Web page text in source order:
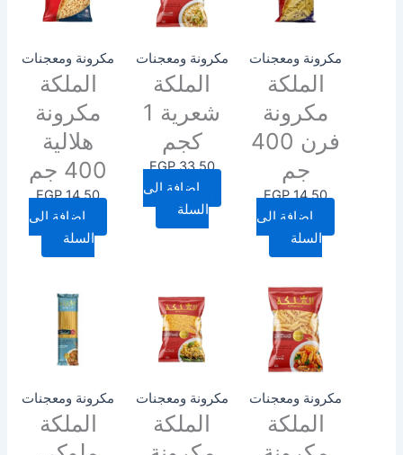
مكرونة ومعجنات
الملكة
مكرونة
فرن 400
جم
EGP14.50
إضافة إلى
السلة
مكرونة ومعجنات
الملكة
شعرية 1
كجم
EGP33.50
إضافة إلى
السلة
مكرونة ومعجنات
الملكة
مكرونة
هلالية
400 جم
EGP14.50
إضافة إلى
السلة
مكرونة ومعجنات
الملكة
مكرونة ومعجنات
الملكة
مكرونة ومعجنات
الملكة